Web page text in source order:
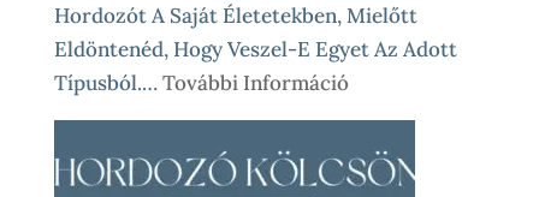
Hordozót A Saját Életetekben, Mielőtt
Eldöntenéd, Hogy Veszel-E Egyet Az Adott
Típusból.…További Információ:
Babahordozó
Kölcsönzés
Lépésről